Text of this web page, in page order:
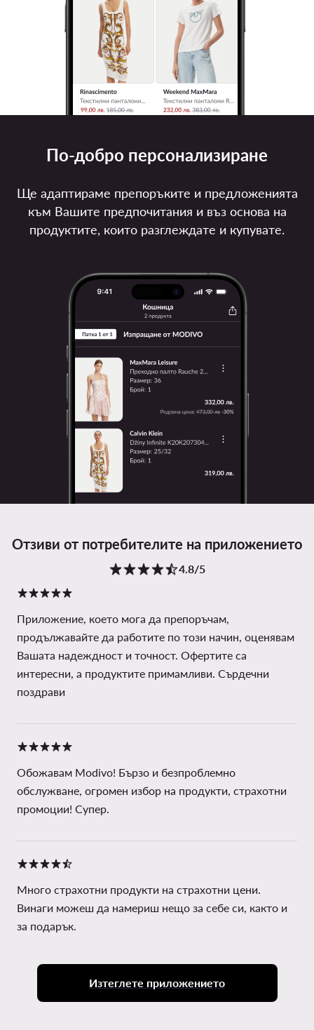
Отзиви от потребителите на приложението
4.8/5
Приложение, което мога да препоръчам,
продължавайте да работите по този начин, оценявам
Вашата надеждност и точност. Офертите са
интересни, а продуктите примамливи. Сърдечни
поздрави
Обожавам Modivo! Бързо и безпроблемно
обслужване, огромен избор на продукти, страхотни
промоции! Супер.
Много страхотни продукти на страхотни цени.
Винаги можеш да намериш нещо за себе си, както и
за подарък.
Изтеглете приложението
По-добро персонализиране
Ще адаптираме препоръките и предложенията
към Вашите предпочитания и въз основа на
продуктите, които разглеждате и купувате.